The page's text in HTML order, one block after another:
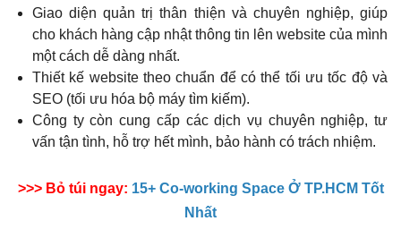
Giao diện quản trị thân thiện và chuyên nghiệp, giúp
cho khách hàng cập nhật thông tin lên website của mình
một cách dễ dàng nhất.
Thiết kế website theo chuẩn để có thể tối ưu tốc độ và
SEO (tối ưu hóa bộ máy tìm kiếm).
Công ty còn cung cấp các dịch vụ chuyên nghiệp, tư
vấn tận tình, hỗ trợ hết mình, bảo hành có trách nhiệm.
>>> Bỏ túi ngay: 15+ Co-working Space Ở TP.HCM Tốt
Nhất